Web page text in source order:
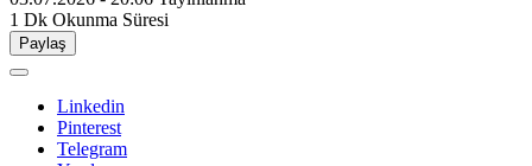
1 Dk Okunma Süresi
Paylaş
Linkedin
Pinterest
Telegram